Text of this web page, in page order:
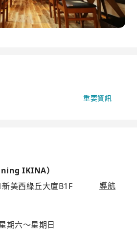
重要資訊
IKINA）
美西綠丘大廈B1F
導航
期六～星期日